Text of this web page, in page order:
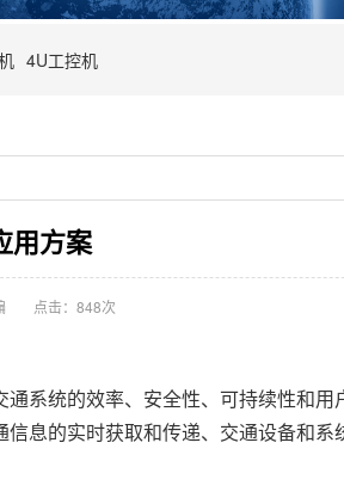
4U工控机
用方案
点击： 848次
系统的效率、安全性、可持续性和用
息的实时获取和传递、交通设备和系